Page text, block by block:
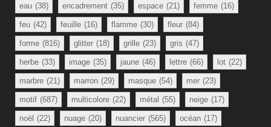
eau (38) encadrement (35) espace (21) femme (16)
feu (42) feuille (16) flamme (30) fleur (84)
forme (816) glitter (18) grille (23) gris (47)
herbe (33) image (35) jaune (46) lettre (66) lot (22)
marbre (21) marron (29) masque (54) mer (23)
motif (687) multicolore (22) métal (55) neige (17)
noël (22) nuage (20) nuancier (565) océan (17)